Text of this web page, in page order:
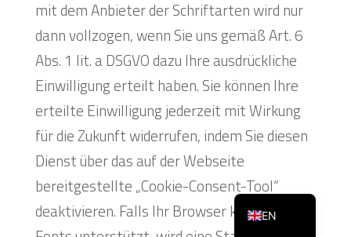
mit dem Anbieter der Schriftarten wird nur
dann vollzogen, wenn Sie uns gemäß Art. 6
Abs. 1 lit. a DSGVO dazu Ihre ausdrückliche
Einwilligung erteilt haben. Sie können Ihre
erteilte Einwilligung jederzeit mit Wirkung
für die Zukunft widerrufen, indem Sie diesen
Dienst über das auf der Webseite
bereitgestellte „Cookie-Consent-Tool“
deaktivieren. Falls Ihr Browser keine Web
EN
DE_DE